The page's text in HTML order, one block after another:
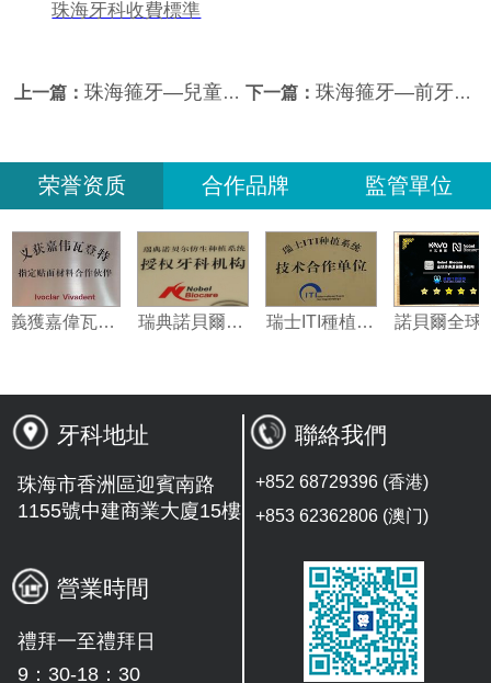
珠海牙科收費標準
上一篇：珠海箍牙—兒童、青少年牙頜畸形的矯治時間 下一篇： 珠海箍牙—前牙深覆蓋怎麼矯治？
荣誉资质 合作品牌 監管單位
牙科地址
珠海市香洲區迎賓南路
1155號中建商業大廈15樓
營業時間
禮拜一至禮拜日
9：30-18：30
聯絡我們
+852 68729396 (香港)
+853 62362806 (澳门)